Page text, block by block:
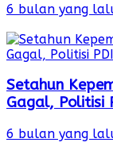
6 bulan yang
Setahun
Gagal, Politisi
6 bulan yang